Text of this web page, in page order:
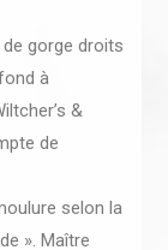
gorge droits
à
&
de
selon la
». Maître